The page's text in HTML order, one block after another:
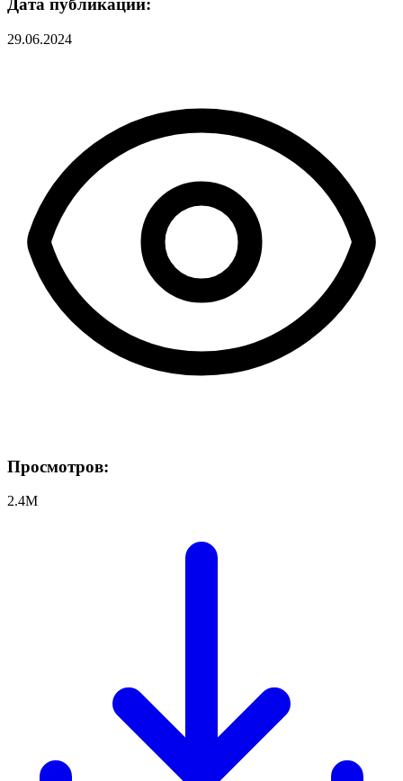
Дата публикации:
29.06.2024
Просмотров:
2.4M